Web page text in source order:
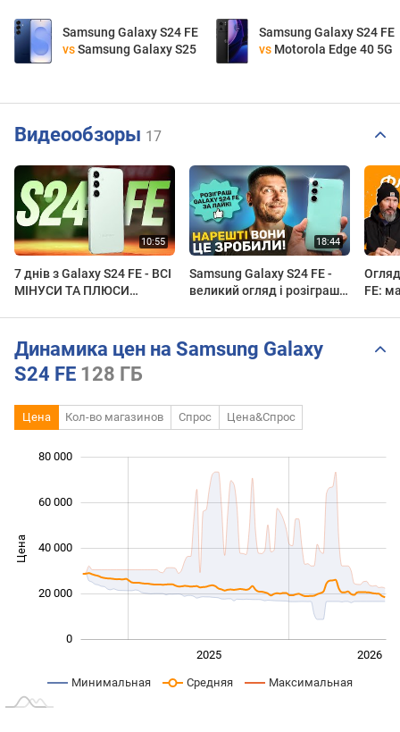
Samsung Galaxy S24 FE
vs Samsung Galaxy S25
Samsung Galaxy S24 FE
vs Motorola Edge 40 5G
Видеообзоры 17
7 днів з Galaxy S24 FE - ВСІ
МІНУСИ ТА ПЛЮСИ
Samsung Galaxy S24 FE -
великий огляд і розіграш
FE:
Динамика цен на Samsung Galaxy
S24 FE 128 ГБ
Цена Кол-во магазинов Спрос Цена&Спрос
Цена 10 000
0
20 000
40 000
60 000
80 000
2025 2026
Минимальная Средняя Максимальная